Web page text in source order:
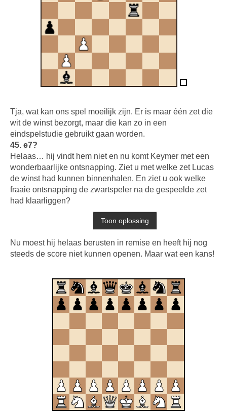
Tja, wat kan ons spel moeilijk zijn. Er is maar één zet die
wit de winst bezorgt, maar die kan zo in een
eindspelstudie gebruikt gaan worden.
45. e7?
Helaas… hij vindt hem niet en nu komt Keymer met een
wonderbaarlijke ontsnapping. Ziet u met welke zet Lucas
de winst had kunnen binnenhalen. En ziet u ook welke
fraaie ontsnapping de zwartspeler na de gespeelde zet
had klaarliggen?
Nu moest hij helaas berusten in remise en heeft hij nog
steeds de score niet kunnen openen. Maar wat een kans!